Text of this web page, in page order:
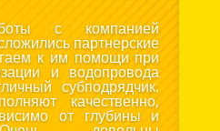
с компанией
партнерские
к им помощи при
и водопровода
субподрядчик.
качественно,
от глубины и